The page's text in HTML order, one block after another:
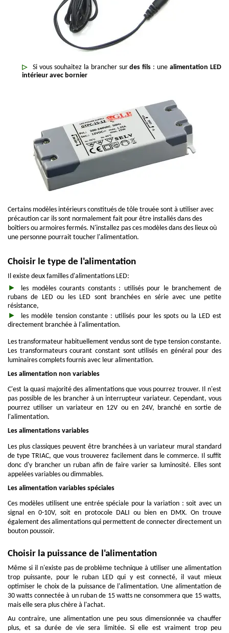
Si vous souhaitez la brancher surdes fils : unealimentation LED
intérieur avec bornier
Certains modèles intérieurs constitués de tôle trouée sont à utiliser avec
précaution car ils sont normalement fait pour être installés dans des
boîtiers ou armoires fermés. N'installez pas ces modèles dans des lieux où
une personne pourrait toucher l'alimentation.
Choisir le type de l'alimentation
Il existe deux familles d'alimentations LED:
les modèles courants constants : utilisés pour le branchement de
rubans de LED ou les LED sont branchées en série avec une petite
résistance,
les modèle tension constante : utilisés pour les spots ou la LED est
directement branchée à l'alimentation.
Les transformateur habituellement vendus sont de type tension constante.
Les transformateurs courant constant sont utilisés en général pour des
luminaires complets fournis avec leur alimentation.
Les alimentation non variables
C'est la quasi majorité des alimentations que vous pourrez trouver. Il n'est
pas possible de les brancher à un interrupteur variateur. Cependant, vous
pourrez utiliser un variateur en 12V ou en 24V, branché en sortie de
l'alimentation.
Les alimentations variables
Les plus classiques peuvent être branchées à un variateur mural standard
de type TRIAC, que vous trouverez facilement dans le commerce. Il suffit
donc d'y brancher un ruban afin de faire varier sa luminosité. Elles sont
appelées variables ou dimmables.
Les alimentation variables spéciales
Ces modèles utilisent une entrée spéciale pour la variation : soit avec un
signal en 0-10V, soit en protocole DALI ou bien en DMX. On trouve
également des alimentations qui permettent de connecter directement un
bouton poussoir.
Choisir la puissance de l'alimentation
Même si il n'existe pas de problème technique à utiliser une alimentation
trop puissante, pour le ruban LED qui y est connecté, il vaut mieux
optimiser le choix de la puissance de l'alimentation. Une alimentation de
30 watts connectée à un ruban de 15 watts ne consommera que 15 watts,
mais elle sera plus chère à l'achat.
Au contraire, une alimentation une peu sous dimensionnée va chauffer
plus, et sa durée de vie sera limitée. Si elle est vraiment trop peu